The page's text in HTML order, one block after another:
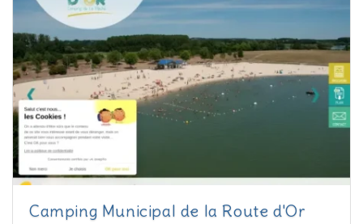
Camping Municipal de la Route d'Or